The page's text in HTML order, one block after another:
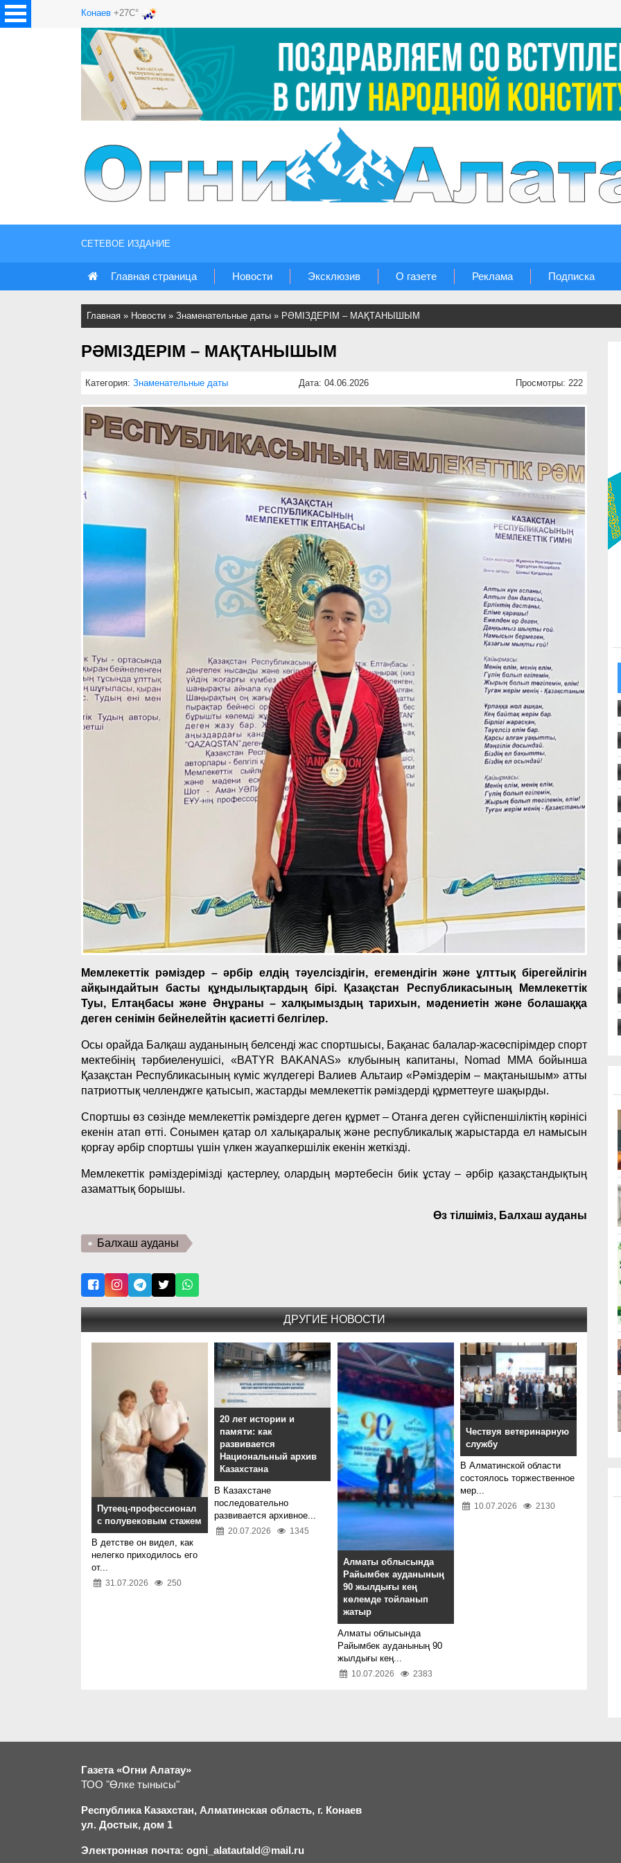
Конаев +27C°
СЕТЕВОЕ ИЗДАНИЕ
Главная страница Новости Эксклюзив О газете Реклама Подписка
Главная » Новости » Знаменательные даты » РӘМІЗДЕРІМ – МАҚТАНЫШЫМ
РӘМІЗДЕРІМ – МАҚТАНЫШЫМ
Категория: Знаменательные даты Дата: 04.06.2026 Просмотры: 222
Мемлекеттік рәміздер – әрбір елдің тәуелсіздігін, егемендігін және ұлттық бірегейлігін
айқындайтын басты құндылықтардың бірі. Қазақстан Республикасының Мемлекеттік
Туы, Елтаңбасы және Әнұраны – халқымыздың тарихын, мәдениетін және болашаққа
деген сенімін бейнелейтін қасиетті белгілер.
Осы орайда Балқаш ауданының белсенді жас спортшысы, Бақанас балалар-жасөспірімдер спорт
мектебінің тәрбиеленушісі, «BATYR BAKANAS» клубының капитаны, Nomad MMA бойынша
Қазақстан Республикасының күміс жүлдегері Валиев Альтаир «Рәміздерім – мақтанышым» атты
патриоттық челленджге қатысып, жастарды мемлекеттік рәміздерді құрметтеуге шақырды.
Спортшы өз сөзінде мемлекеттік рәміздерге деген құрмет – Отанға деген сүйіспеншіліктің көрінісі
екенін атап өтті. Сонымен қатар ол халықаралық және республикалық жарыстарда ел намысын
қорғау әрбір спортшы үшін үлкен жауапкершілік екенін жеткізді.
Мемлекеттік рәміздерімізді қастерлеу, олардың мәртебесін биік ұстау – әрбір қазақстандықтың
азаматтық борышы.
Өз тілшіміз, Балхаш ауданы
Балхаш ауданы
ДРУГИЕ НОВОСТИ
Путеец-профессионал
с полувековым стажем
В детстве он видел, как
нелегко приходилось его
от...
31.07.2026 250
20 лет истории и
памяти: как
развивается
Национальный архив
Казахстана
В Казахстане
последовательно
развивается архивное...
20.07.2026 1345
Алматы облысында
Райымбек ауданының
90 жылдығы кең
көлемде тойланып
жатыр
Алматы облысында
Райымбек ауданының 90
жылдығы кең...
10.07.2026 2383
Чествуя ветеринарную
службу
В Алматинской области
состоялось торжественное
мер...
10.07.2026 2130
Газета «Огни Алатау»
ТОО "Өлке тынысы"
Республика Казахстан, Алматинская область, г. Конаев
ул. Достык, дом 1
Электронная почта: ogni_alatautald@mail.ru